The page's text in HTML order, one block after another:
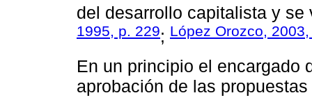
del desarrollo capitalista y
1995, p. 229; López Orozco,
En un principio el encargado
aprobación de las